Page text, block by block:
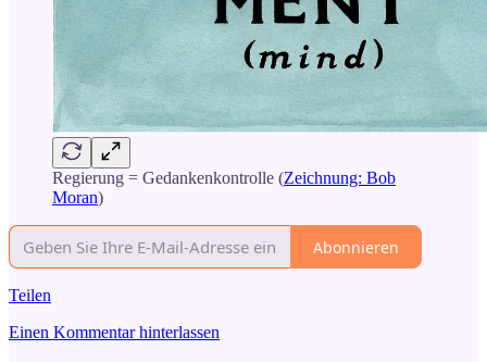
Regierung = Gedankenkontrolle (Zeichnung: Bob
Moran)
Abonnieren
Teilen
Einen Kommentar hinterlassen